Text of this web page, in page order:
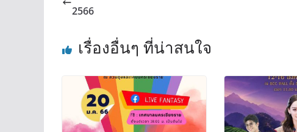
2566
เรื่องอื่นๆ ที่น่าสนใจ